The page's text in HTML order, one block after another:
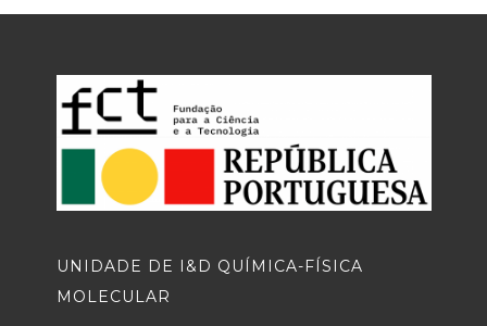
UNIDADE DE I&D QUÍMICA-FÍSICA
MOLECULAR